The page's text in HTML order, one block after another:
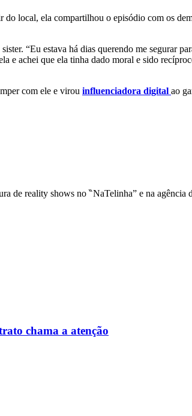
do local, ela compartilhou o episódio com os
“Eu estava há dias querendo me segurar
e achei que ela tinha dado moral e sido
com ele e virou influenciadora digital ao
de reality shows no ‶NaTelinha” e na
chama a atenção